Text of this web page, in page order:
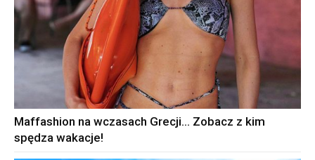
Maffashion na wczasach Grecji… Zobacz z kim
spędza wakacje!